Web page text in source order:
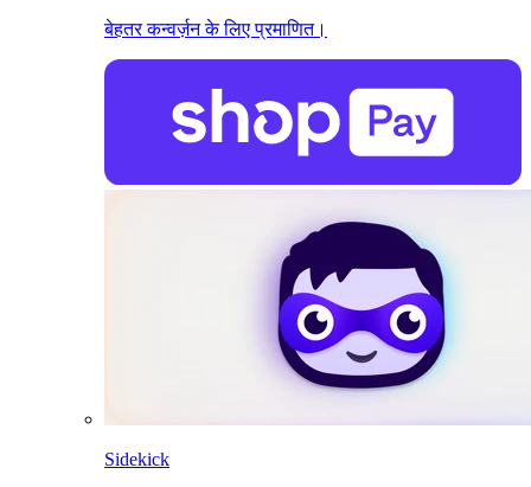
बेहतर कन्वर्ज़न के लिए प्रमाणित।
Sidekick